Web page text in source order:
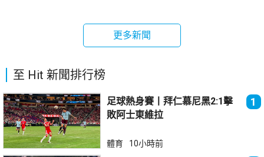
更多新聞
至 Hit 新聞排行榜
足球熱身賽丨拜仁慕尼黑2:1擊
敗阿士東維拉
1
體育 10小時前